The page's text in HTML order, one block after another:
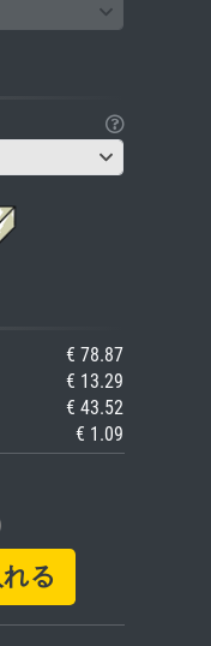
€ 78.87
€ 13.29
€ 43.52
€ 1.09
る